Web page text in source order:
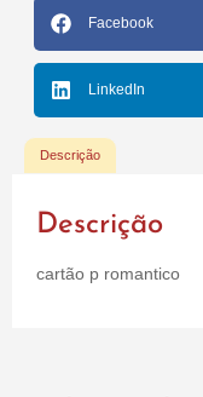
Facebook
LinkedIn
Descrição
Descrição
cartão p romantico